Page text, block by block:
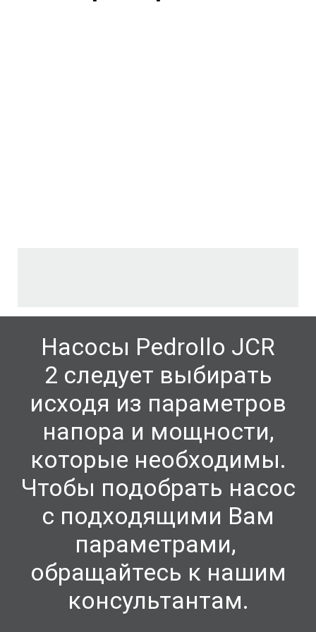
Насосы Pedrollo JCR
2 следует выбирать
исходя из параметров
напора и мощности,
которые необходимы.
Чтобы подобрать насос
с подходящими Вам
параметрами,
обращайтесь к нашим
консультантам.